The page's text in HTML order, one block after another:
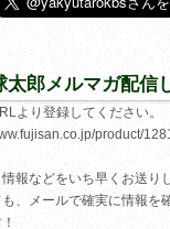
太郎メルマガ配信
より登録してください。
product/
報などをいち早くお送り
、メールで確実に情報を